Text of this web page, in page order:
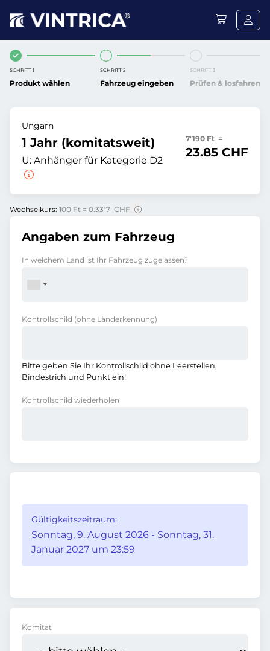
SCHRITT 1
Produkt wählen
SCHRITT 2
Fahrzeug eingeben
SCHRITT 3
Prüfen & losfahren
Ungarn
1 Jahr (komitatsweit)
U: Anhänger für Kategorie D2
7'190 Ft =
23.85 CHF
Wechselkurs: 100 Ft = 0.3317 CHF
Angaben zum Fahrzeug
In welchem Land ist Ihr Fahrzeug zugelassen?
Kontrollschild (ohne Länderkennung)
Bitte geben Sie Ihr Kontrollschild ohne Leerstellen,
Bindestrich und Punkt ein!
Kontrollschild wiederholen
Gültigkeitszeitraum:
Sonntag, 9. August 2026 - Sonntag, 31.
Januar 2027 um 23:59
Komitat